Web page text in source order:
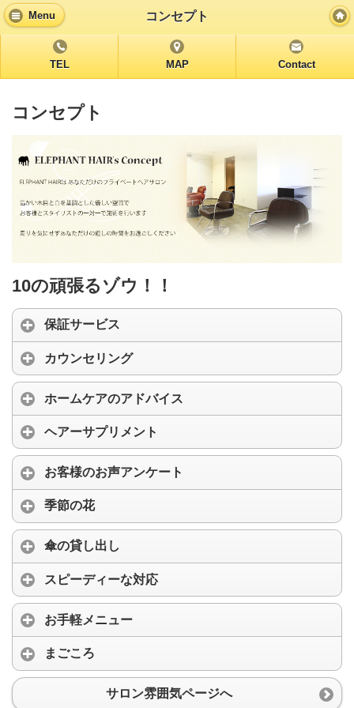
Menu コンセプト
TEL MAP Contact
コンセプト
10の頑張るゾウ！！
保証サービス
カウンセリング
ホームケアのアドバイス
ヘアーサプリメント
お客様のお声アンケート
季節の花
傘の貸し出し
スピーディーな対応
お手軽メニュー
まごころ
サロン雰囲気ページへ